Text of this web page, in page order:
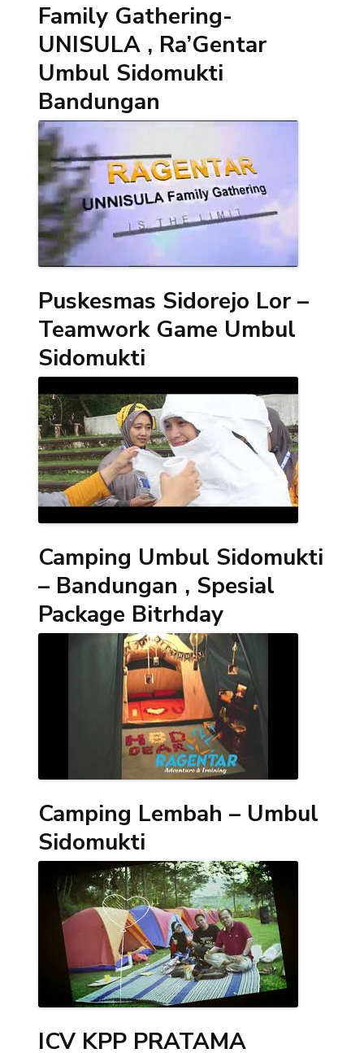
Family Gathering-
UNISULA , Ra’Gentar
Umbul Sidomukti
Bandungan
Puskesmas Sidorejo Lor –
Teamwork Game Umbul
Sidomukti
Camping Umbul Sidomukti
– Bandungan , Spesial
Package Bitrhday
Camping Lembah – Umbul
Sidomukti
ICV KPP PRATAMA